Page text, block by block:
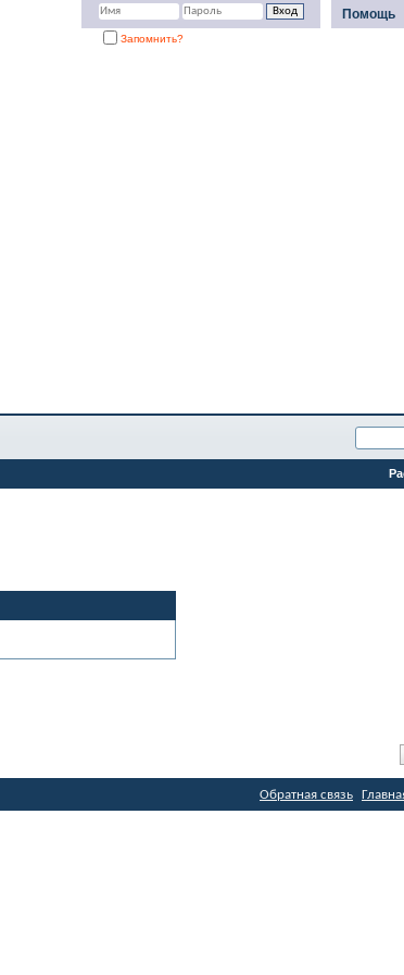
Помощь
Запомнить?
Обратная связь